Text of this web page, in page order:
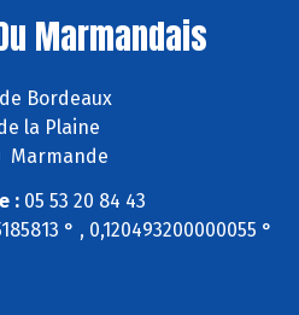
Marmandais
Bordeaux
la Plaine
Marmande
: 05 53 20 84 43
° , 0,120493200000055 °